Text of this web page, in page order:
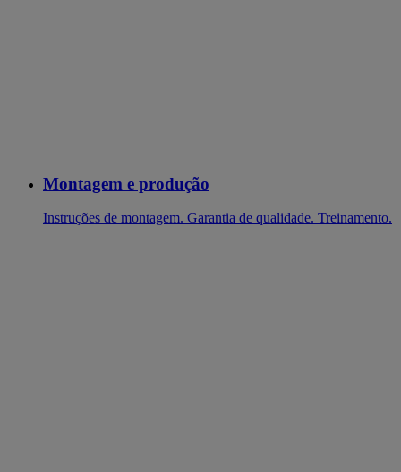
Montagem e produção
Instruções de montagem. Garantia de qualidade. Treinamento.